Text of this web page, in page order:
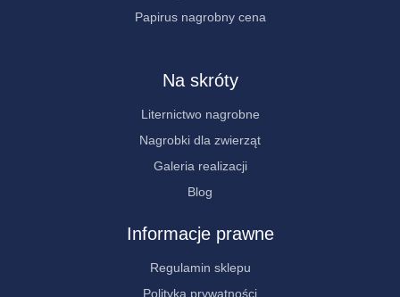
Papirus nagrobny cena
Na skróty
Liternictwo nagrobne
Nagrobki dla zwierząt
Galeria realizacji
Blog
Informacje prawne
Regulamin sklepu
Polityka prywatności